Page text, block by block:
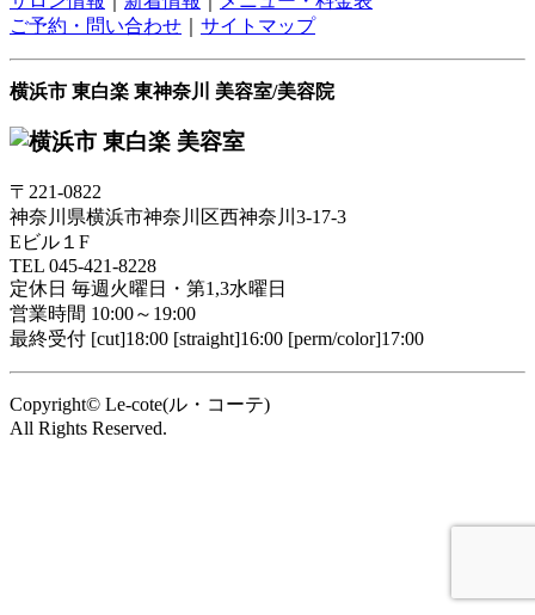
ご予約・問い合わせ
サイトマップ
横浜市 東白楽 東神奈川 美容室/美容院
〒221-0822
神奈川県横浜市神奈川区西神奈川3-17-3
Eビル１F
TEL 045-421-8228
定休日 毎週火曜日・第1,3水曜日
営業時間 10:00～19:00
最終受付 [cut]18:00 [straight]16:00 [perm/color]17:00
Copyright© Le-cote(ル・コーテ)
All Rights Reserved.